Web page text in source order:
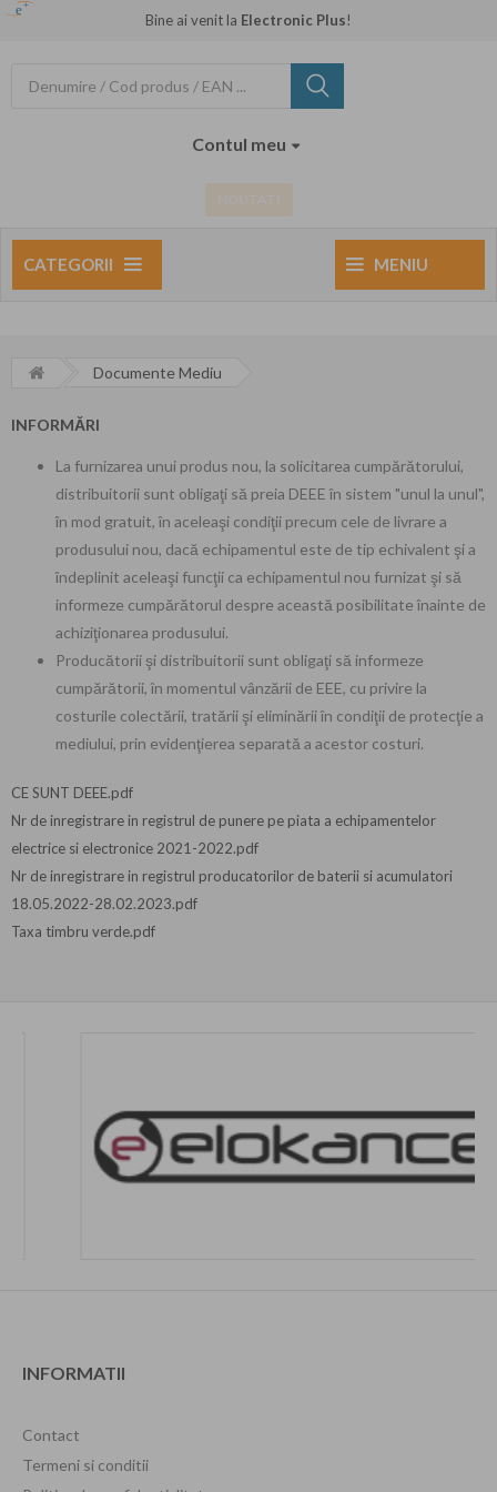
Bine ai venit la Electronic Plus!
Contul meu
CATEGORII MENIU
Documente Mediu
INFORMĂRI
La furnizarea unui produs nou, la solicitarea cumpărătorului,
distribuitorii sunt obligaţi să preia DEEE în sistem "unul la unul",
în mod gratuit, în aceleaşi condiţii precum cele de livrare a
produsului nou, dacă echipamentul este de tip echivalent şi a
îndeplinit aceleaşi funcţii ca echipamentul nou furnizat şi să
informeze cumpărătorul despre această posibilitate înainte de
achiziţionarea produsului.
Producătorii şi distribuitorii sunt obligaţi să informeze
cumpărătorii, în momentul vânzării de EEE, cu privire la
costurile colectării, tratării şi eliminării în condiţii de protecţie a
mediului, prin evidenţierea separată a acestor costuri.
CE SUNT DEEE.pdf
Nr de inregistrare in registrul de punere pe piata a echipamentelor
electrice si electronice 2021-2022.pdf
Nr de inregistrare in registrul producatorilor de baterii si acumulatori
18.05.2022-28.02.2023.pdf
Taxa timbru verde.pdf
INFORMATII
Contact
Termeni si conditii